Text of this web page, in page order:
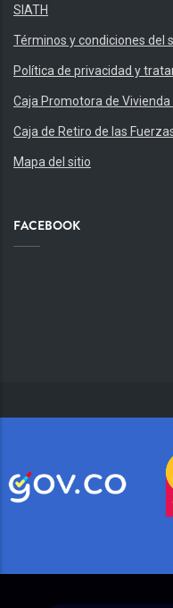
SIATH
Términos y condiciones del
Política de privacidad y
Caja Promotora de Vivienda
Caja de Retiro de las
Mapa del sitio
FACEBOOK